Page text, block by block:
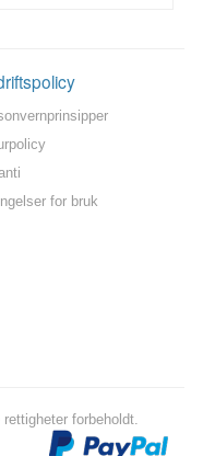
for bruk
forbeholdt.